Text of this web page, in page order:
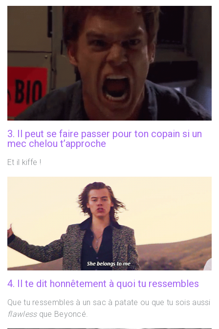
3. Il peut se faire passer pour ton copain si un
mec chelou t’approche
Et il kiffe !
4. Il te dit honnêtement à quoi tu ressembles
Que tu ressembles à un sac à patate ou que tu sois aussi
flawlessque Beyoncé.